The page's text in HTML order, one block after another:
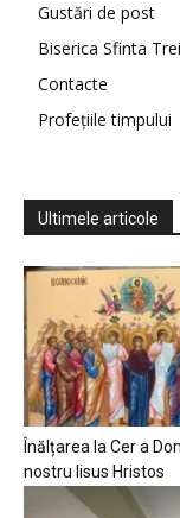
Gustări de post
Biserica Sfinta
Contacte
Profețiile timpului
Ultimele articole
Înălțarea la Cer a
nostru Iisus Hristos